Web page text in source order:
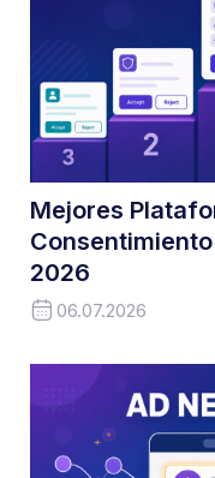
Mejores
2026
06.07.2026